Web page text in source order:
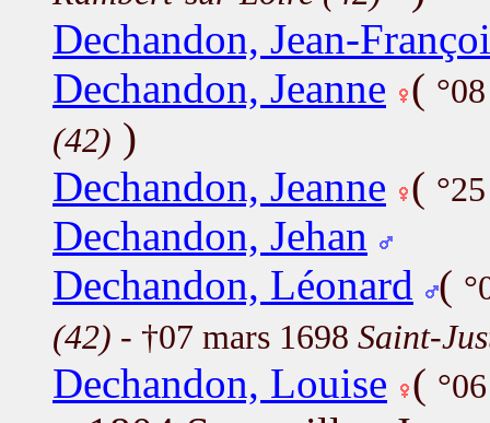
Dechandon, Jean-
Dechandon, Jeanne (
(42) )
Dechandon, Jeanne (
Dechandon, Jehan
Dechandon, Léonard
(
(42) - †07 mars 1698 Saint-
Dechandon, Louise (